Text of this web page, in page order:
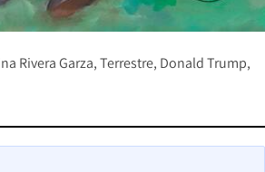
Rivera Garza Terrestre Donald Trump